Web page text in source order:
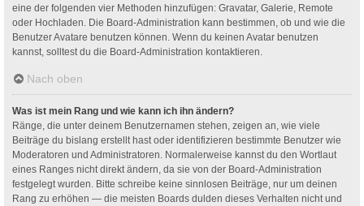
eine der folgenden vier Methoden hinzufügen: Gravatar, Galerie, Remote
oder Hochladen. Die Board-Administration kann bestimmen, ob und wie die
Benutzer Avatare benutzen können. Wenn du keinen Avatar benutzen
kannst, solltest du die Board-Administration kontaktieren.
Nach oben
Was ist mein Rang und wie kann ich ihn ändern?
Ränge, die unter deinem Benutzernamen stehen, zeigen an, wie viele
Beiträge du bislang erstellt hast oder identifizieren bestimmte Benutzer wie
Moderatoren und Administratoren. Normalerweise kannst du den Wortlaut
eines Ranges nicht direkt ändern, da sie von der Board-Administration
festgelegt wurden. Bitte schreibe keine sinnlosen Beiträge, nur um deinen
Rang zu erhöhen — die meisten Boards dulden dieses Verhalten nicht und